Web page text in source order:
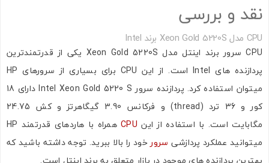
نقد و بررسی
CPU مدل Xeon Gold 5220S برند Intel
CPU سرور برند اینتل مدل Xeon Gold 5220S یکی از قدرتمندترین
پردازنده های Intel است. از این CPU برای بسیاری از سرورهای HP
میتوان استفاده کرد. پردازنده سرور Intel Xeon Gold 5220 S دارای 18
کور و 36 ترد (thread) و فرکانس 3.90 گیگاهرتز و کش 24.75
مگابایت است. با استفاده از این CPU
همراه با هاردهای قدرتمند HP
میتوانید عملکرد پردازشی سرورخود را بالا ببرید. توجه داشته باشید که